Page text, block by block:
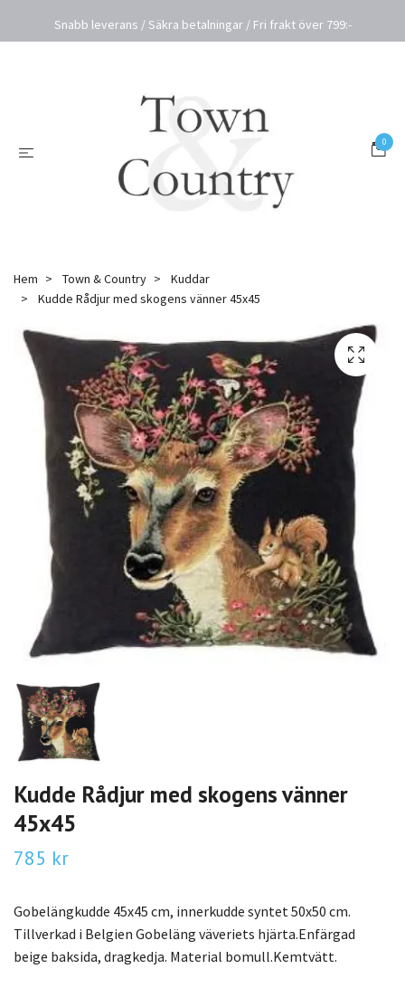
Snabb leverans / Säkra betalningar / Fri frakt över 799:-
0
Hem Town & Country
Kuddar
Kudde Rådjur med skogens vänner 45x45
Kudde Rådjur med skogens vänner
45x45
785 kr
Gobelängkudde 45x45 cm, innerkudde syntet 50x50 cm.
Tillverkad i Belgien Gobeläng väveriets hjärta.Enfärgad
beige baksida, dragkedja. Material bomull.Kemtvätt.